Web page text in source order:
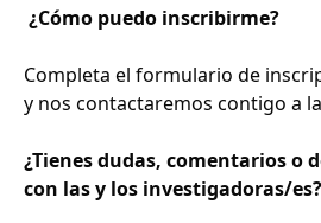
¿Cómo puedo inscribirme?
Completa el formulario de
y nos contactaremos contigo a
¿Tienes dudas, comentarios o
con las y los investigadoras/es?